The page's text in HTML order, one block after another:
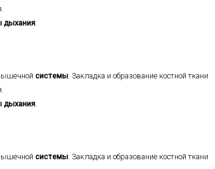
дыхания.
системы. Закладка и образование костной ткани
дыхания.
системы. Закладка и образование костной ткани